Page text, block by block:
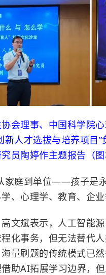
理事、中国科学院心
新人才选拔与培养项目
员陶婷作主题报告（图
庭到单位——孩子是永
、心理学、教育、企
斌表示，人工智能源
化事务，但无法替代
量刷题的传统模式已
助AI拓展学习边界，